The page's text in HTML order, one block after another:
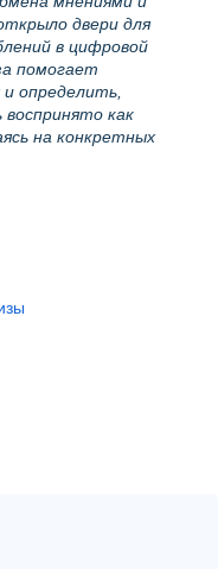
двери для
в цифровой
помогает
определить,
как
на конкретных